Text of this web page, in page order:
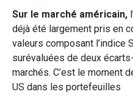
Sur le marché américain,
déjà été largement pris en
valeurs composant l’indice
surévaluées de deux
marchés. C’est le moment
US dans les portefeuilles